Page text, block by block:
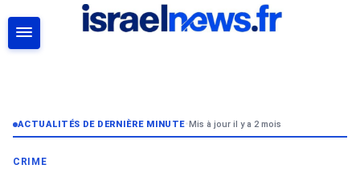
ACTUALITÉS DE DERNIÈRE MINUTE•Mis à jour il y a 2 mois
CRIME